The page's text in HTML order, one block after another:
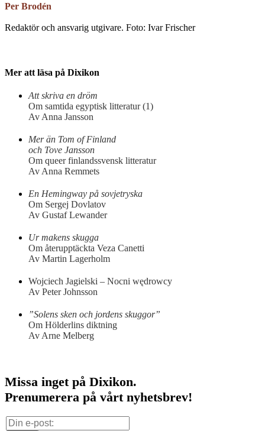
Per Brodén
Redaktör och ansvarig utgivare. Foto: Ivar Frischer
Mer att läsa på Dixikon
Att skriva en dröm
Om samtida egyptisk litteratur (1)
Av Anna Jansson
Mer än Tom of Finland
och Tove Jansson
Om queer finlandssvensk litteratur
Av Anna Remmets
En Hemingway på sovjetryska
Om Sergej Dovlatov
Av Gustaf Lewander
Ur makens skugga
Om återupptäckta Veza Canetti
Av Martin Lagerholm
Wojciech Jagielski – Nocni wędrowcy
Av Peter Johnsson
”Solens sken och jordens skuggor”
Om Hölderlins diktning
Av Arne Melberg
Missa inget på Dixikon.
Prenumerera på vårt nyhetsbrev!